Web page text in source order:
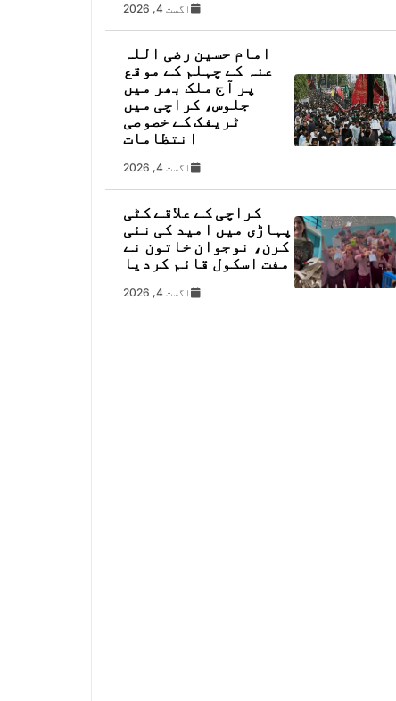
اگست 4, 2026
امام حسین رضی اللہ
عنہ کے چہلم کے موقع
پر آج ملک بھر میں
جلوس، کراچی میں
ٹریفک کے خصوصی
انتظامات
اگست 4, 2026
کراچی کے علاقے کٹی
پہاڑی میں امید کی نئی
کرن، نوجوان خاتون نے
مفت اسکول قائم کردیا
اگست 4, 2026